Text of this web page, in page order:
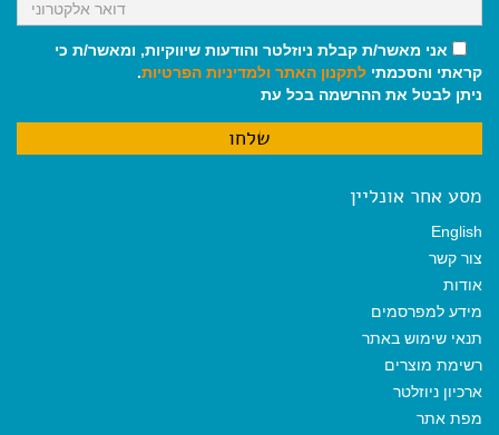
אני מאשר/ת קבלת ניוזלטר והודעות שיווקיות, ומאשר/ת כי
קראתי והסכמתי לתקנון האתר ולמדיניות הפרטיות.
ניתן לבטל את ההרשמה בכל עת
מסע אחר אונליין
English
צור קשר
אודות
מידע למפרסמים
תנאי שימוש באתר
רשימת מוצרים
ארכיון ניוזלטר
מפת אתר